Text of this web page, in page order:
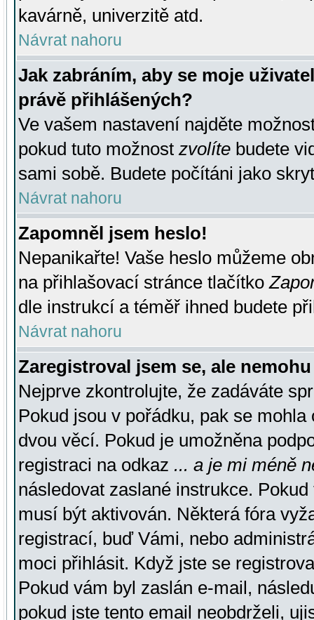
kavárně, univerzitě atd.
Návrat nahoru
Jak zabráním, aby se moje
právě přihlášených?
Ve vašem nastavení najděte
pokud tuto možnost zvolíte budete
sami sobě. Budete počítáni jako
Návrat nahoru
Zapomněl jsem heslo!
Nepanikařte! Vaše heslo můžeme
na přihlašovací stránce tlačítko
dle instrukcí a téměř ihned budete
Návrat nahoru
Zaregistroval jsem se, ale
Nejprve zkontrolujte, že zadáváte
Pokud jsou v pořádku, pak se
dvou věcí. Pokud je umožněna
registraci na odkaz ... a je mi méně
následovat zaslané instrukce.
musí být aktivován. Některá fóra
registrací, buď Vámi, nebo
moci přihlásit. Když jste se
Pokud vám byl zaslán e-mail,
pokud jste tento email neobdrželi,